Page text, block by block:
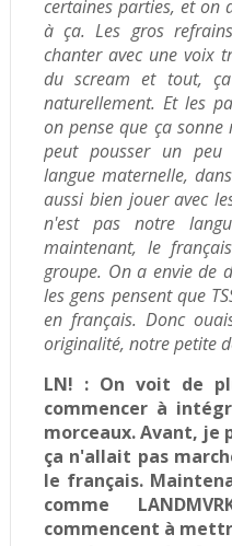
certaines parties, et
à ça. Les gros
chanter avec une voix
du scream et tout,
naturellement. Et les
on pense que ça
peut pousser un
langue maternelle,
aussi bien jouer avec
n'est pas notre
maintenant, le
groupe. On a envie de
les gens pensent que
en français. Donc
originalité, notre petite
LN! : On voit de
commencer à
morceaux. Avant, je
ça n'allait pas
le français.
comme
commencent à